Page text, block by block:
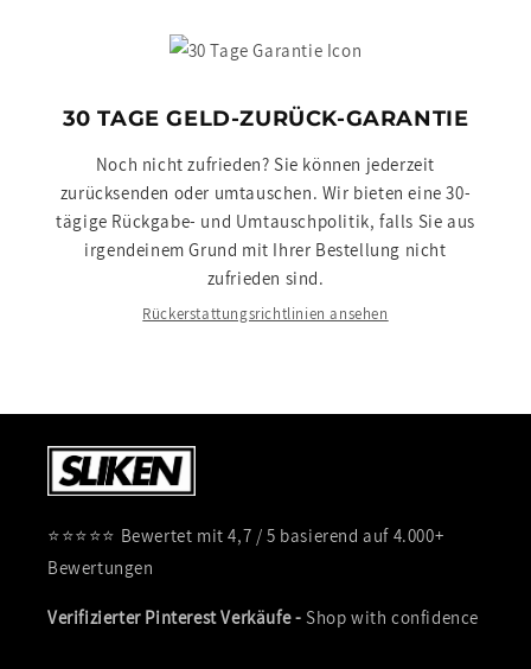
30 TAGE GELD-ZURÜCK-GARANTIE
Noch nicht zufrieden? Sie können jederzeit
zurücksenden oder umtauschen. Wir bieten eine 30-
tägige Rückgabe- und Umtauschpolitik, falls Sie aus
irgendeinem Grund mit Ihrer Bestellung nicht
zufrieden sind.
Rückerstattungsrichtlinien ansehen
⭐⭐⭐⭐⭐ Bewertet mit 4,7 / 5 basierend auf 4.000+
Bewertungen
Verifizierter Pinterest Verkäufe - Shop with confidence